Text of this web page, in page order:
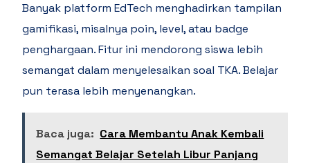
Banyak platform EdTech menghadirkan tampilan
gamifikasi, misalnya poin, level, atau badge
penghargaan. Fitur ini mendorong siswa lebih
semangat dalam menyelesaikan soal TKA. Belajar
pun terasa lebih menyenangkan.
Baca juga: Cara Membantu Anak Kembali
Semangat Belajar Setelah Libur Panjang